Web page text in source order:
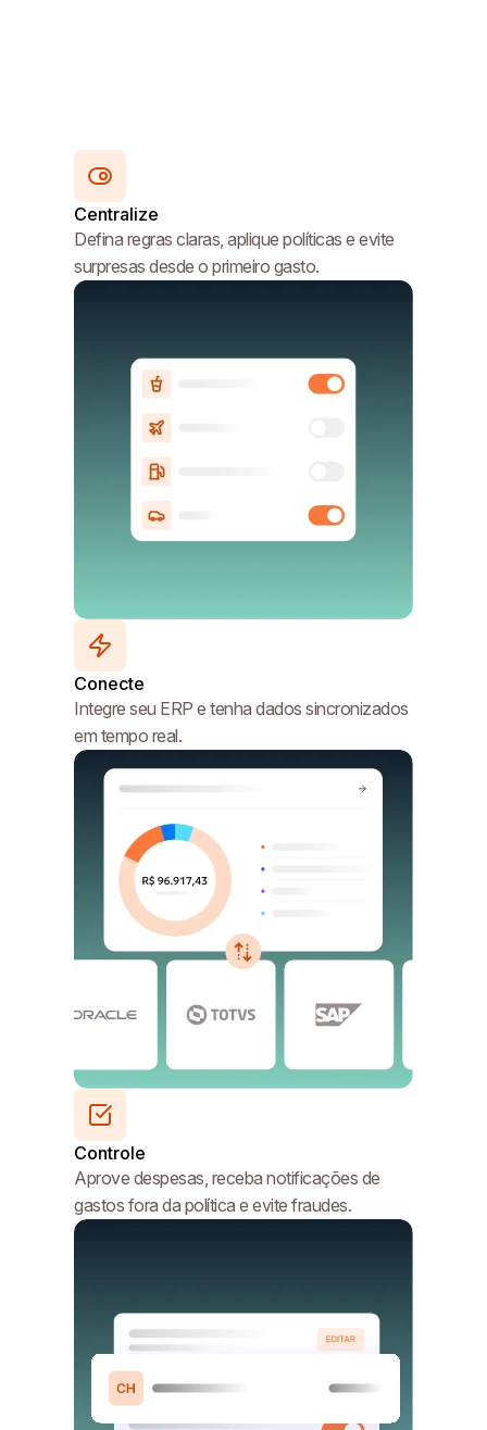
Centralize
Defina regras claras, aplique políticas e evite
surpresas desde o primeiro gasto.
Conecte
Integre seu ERP e tenha dados sincronizados
em tempo real.
Controle
Aprove despesas, receba notificações de
gastos fora da política e evite fraudes.